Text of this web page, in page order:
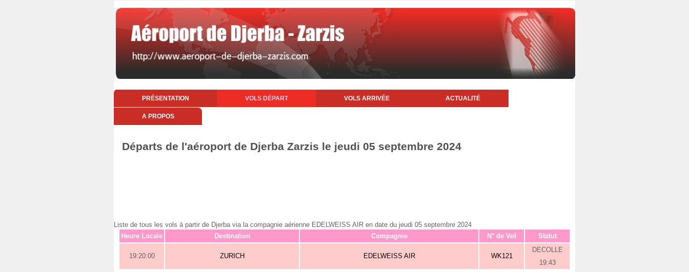
PRÉSENTATION VOLS DÉPART VOLS ARRIVÉE ACTUALITÉ
A PROPOS
Départs de l'aéroport de Djerba Zarzis le jeudi 05 septembre 2024
Liste de tous les vols à partir de Djerba via la compagnie aérienne EDELWEISS AIR en date du jeudi 05 septembre 2024
Heure Locale
Destination Compagnie N° de Vol Statut
19:20:00 ZURICH EDELWEISS AIR WK121
DECOLLE
19:43